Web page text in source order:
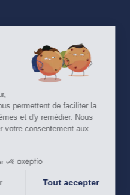
nous permettent de faciliter la
et d'y remédier. Nous
votre consentement aux
par
Tout accepter